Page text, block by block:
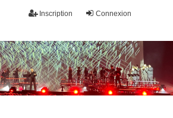
Connexion
Inscription